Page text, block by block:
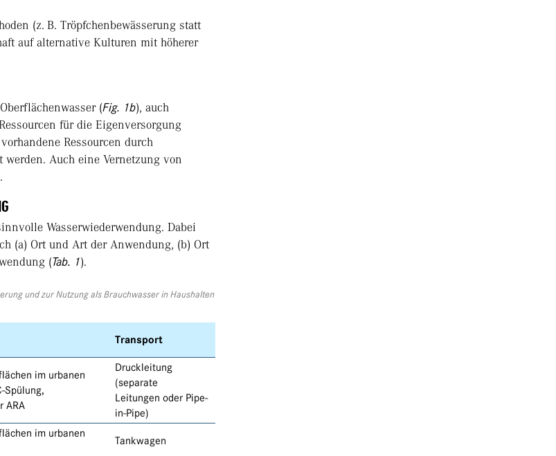
(z. B. Tröpfchenbewässerung statt
auf alternative Kulturen mit höherer
(Fig. 1b), auch
für die Eigenversorgung
Ressourcen durch
Auch eine Vernetzung von
Wasserwiederwendung. Dabei
(a) Ort und Art der Anwendung, (b) Ort
(Tab. 1).
und zur Nutzung als Brauchwasser in Haushalten
Transport
im urbanen
Spülung,
ARA
Druckleitung
(separate
Leitungen oder Pipe-
in-Pipe)
im urbanen
Tankwagen